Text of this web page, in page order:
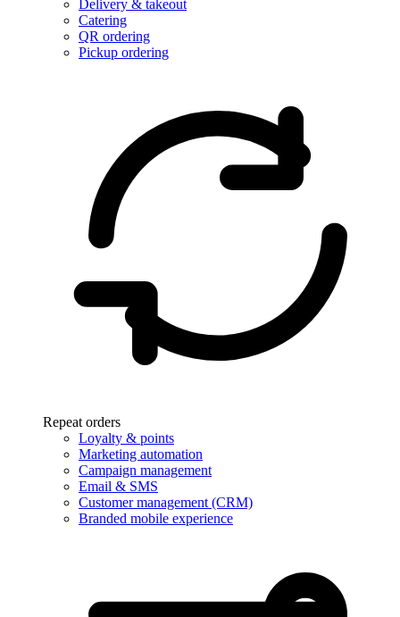
Delivery & takeout
Catering
QR ordering
Pickup ordering
Repeat orders
Loyalty & points
Marketing automation
Campaign management
Email & SMS
Customer management (CRM)
Branded mobile experience